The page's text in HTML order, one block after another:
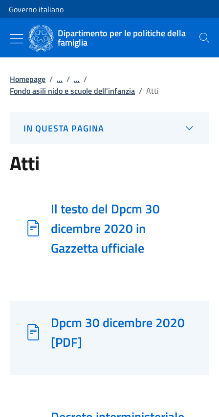
Vai al contenuto
Vai alla navigazione del sito
Governo italiano
Dipartimento per le politiche della
famiglia Cerca
Homepage / ... / ... /
Fondo asili nido e scuole dell'infanzia / Atti
IN QUESTA PAGINA
Atti
Il testo del Dpcm 30
dicembre 2020 in
Gazzetta ufficiale
Dpcm 30 dicembre 2020
[PDF]